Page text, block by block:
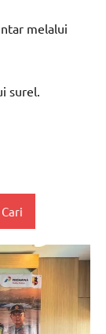
melalui
surel.
Cari